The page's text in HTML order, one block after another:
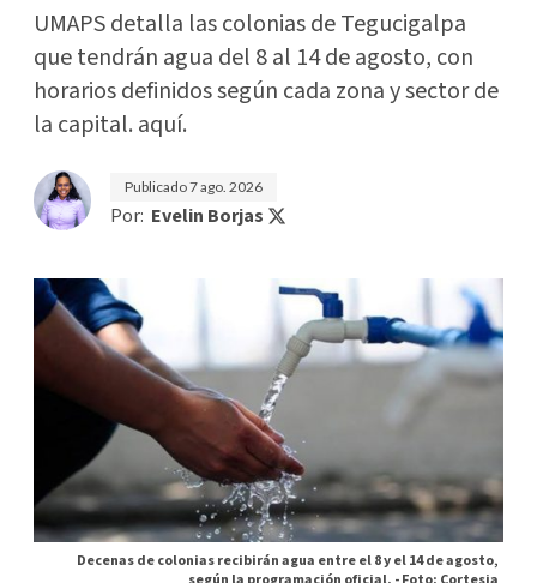
UMAPS detalla las colonias de Tegucigalpa
que tendrán agua del 8 al 14 de agosto, con
horarios definidos según cada zona y sector de
la capital. aquí.
Publicado7 ago. 2026
Por: Evelin Borjas
Decenas de colonias recibirán agua entre el 8 y el 14 de agosto,